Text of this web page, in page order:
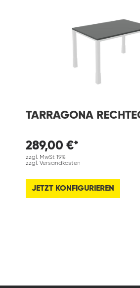
TARRAGONA
289,00 €*
zzgl. MwSt 19%
zzgl. Versandkosten
JETZT KONFIGURIEREN